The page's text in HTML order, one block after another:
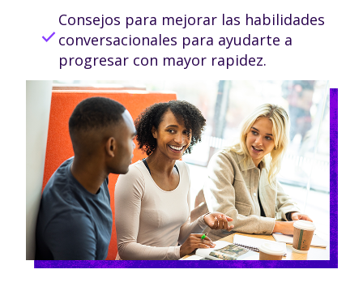
check
Consejos para mejorar las habilidades
conversacionales para ayudarte a
progresar con mayor rapidez.